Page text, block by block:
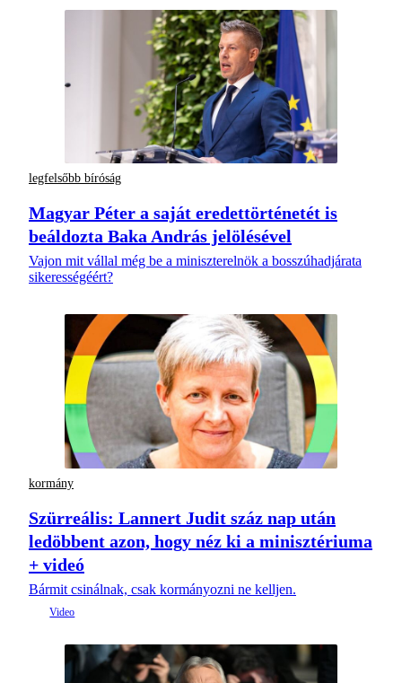
legfelsőbb bíróság
Magyar Péter a saját eredettörténetét is
beáldozta Baka András jelölésével
Vajon mit vállal még be a miniszterelnök a bosszúhadjárata
sikerességéért?
kormány
Szürreális: Lannert Judit száz nap után
ledöbbent azon, hogy néz ki a minisztériuma
+ videó
Bármit csinálnak, csak kormányozni ne kelljen.